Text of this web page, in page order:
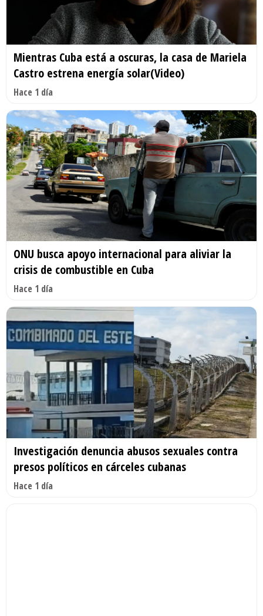
Mientras Cuba está a oscuras, la casa de Mariela
Castro estrena energía solar(Video)
Hace 1 día
ONU busca apoyo internacional para aliviar la
crisis de combustible en Cuba
Hace 1 día
Investigación denuncia abusos sexuales contra
presos políticos en cárceles cubanas
Hace 1 día